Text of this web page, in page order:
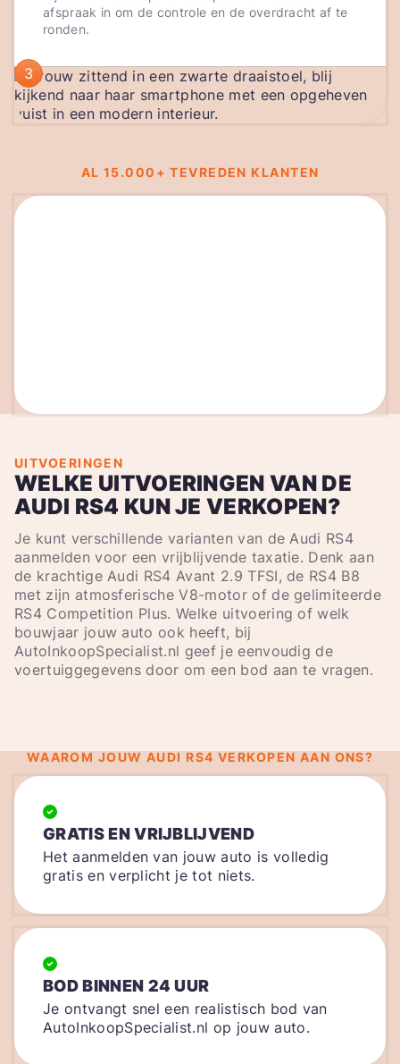
afspraak in om de controle en de overdracht af te
ronden.
3
AL 15.000+ TEVREDEN KLANTEN
UITVOERINGEN
WELKE UITVOERINGEN VAN DE
AUDI RS4 KUN JE VERKOPEN?
Je kunt verschillende varianten van de Audi RS4
aanmelden voor een vrijblijvende taxatie. Denk aan
de krachtige Audi RS4 Avant 2.9 TFSI, de RS4 B8
met zijn atmosferische V8-motor of de gelimiteerde
RS4 Competition Plus. Welke uitvoering of welk
bouwjaar jouw auto ook heeft, bij
AutoInkoopSpecialist.nl geef je eenvoudig de
voertuiggegevens door om een bod aan te vragen.
WAAROM JOUW AUDI RS4 VERKOPEN AAN ONS?
GRATIS EN VRIJBLIJVEND
Het aanmelden van jouw auto is volledig
gratis en verplicht je tot niets.
BOD BINNEN 24 UUR
Je ontvangt snel een realistisch bod van
AutoInkoopSpecialist.nl op jouw auto.